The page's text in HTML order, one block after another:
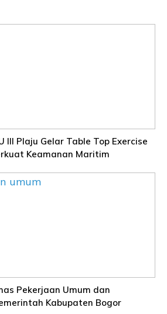
III Plaju Gelar Table Top Exercise
Keamanan Maritim
Pekerjaan Umum dan
Kabupaten Bogor